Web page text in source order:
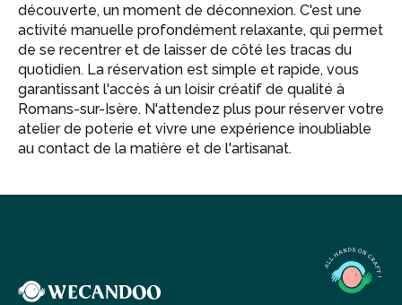
découverte, un moment de déconnexion. C'est une
activité manuelle profondément relaxante, qui permet
de se recentrer et de laisser de côté les tracas du
quotidien. La réservation est simple et rapide, vous
garantissant l'accès à un loisir créatif de qualité à
Romans-sur-Isère. N'attendez plus pour réserver votre
atelier de poterie et vivre une expérience inoubliable
au contact de la matière et de l'artisanat.